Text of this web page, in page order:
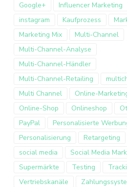
Google+
Influencer Marketing
instagram
Kaufprozess
Marketing Mix
Multi-Channel
Multi-Channel-Analyse
Multi-Channel-Händler
Multi-Channel-Retailing
Multi Channel
Online-
Online-Shop
Onlineshop
PayPal
Personalisierte
Personalisierung
Retargeting
social media
Social Media
Supermärkte
Testing
Vertriebskanäle